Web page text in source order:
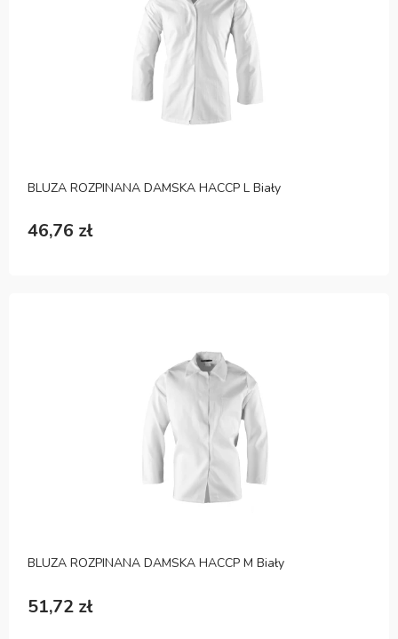
BLUZA ROZPINANA DAMSKA HACCP L Biały
46,76 zł
BLUZA ROZPINANA DAMSKA HACCP M Biały
51,72 zł